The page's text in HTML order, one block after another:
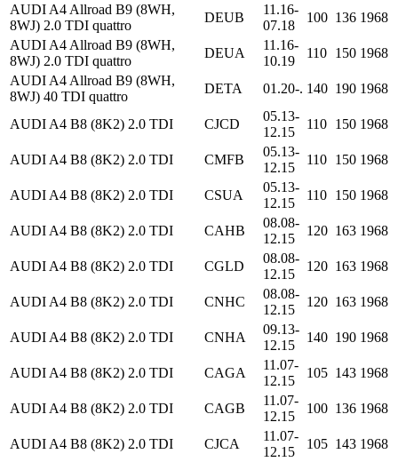
AUDI A4 Allroad B9 (8WH,
8WJ) 2.0 TDI quattro
DEUB
11.16-
07.18
100 136 1968
AUDI A4 Allroad B9 (8WH,
8WJ) 2.0 TDI quattro
DEUA
11.16-
10.19
110 150 1968
AUDI A4 Allroad B9 (8WH,
8WJ) 40 TDI quattro
DETA 01.20-. 140 190 1968
AUDI A4 B8 (8K2) 2.0 TDI CJCD
05.13-
12.15
110 150 1968
AUDI A4 B8 (8K2) 2.0 TDI CMFB
05.13-
12.15
110 150 1968
AUDI A4 B8 (8K2) 2.0 TDI CSUA
05.13-
12.15
110 150 1968
AUDI A4 B8 (8K2) 2.0 TDI CAHB
08.08-
12.15
120 163 1968
AUDI A4 B8 (8K2) 2.0 TDI CGLD
08.08-
12.15
120 163 1968
AUDI A4 B8 (8K2) 2.0 TDI CNHC
08.08-
12.15
120 163 1968
AUDI A4 B8 (8K2) 2.0 TDI CNHA
09.13-
12.15
140 190 1968
AUDI A4 B8 (8K2) 2.0 TDI CAGA
11.07-
12.15
105 143 1968
AUDI A4 B8 (8K2) 2.0 TDI CAGB
11.07-
12.15
100 136 1968
AUDI A4 B8 (8K2) 2.0 TDI CJCA
11.07-
12.15
105 143 1968